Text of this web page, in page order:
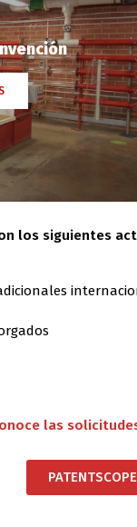
los siguientes
las
PATENTSCOPE